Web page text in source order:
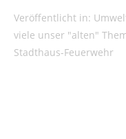
Veröffentlicht in:
viele unser "alten"
Stadthaus-Feuerwehr